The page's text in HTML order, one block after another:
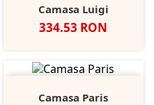
Camasa Luigi
Pret
334.53 RON
Camasa Paris